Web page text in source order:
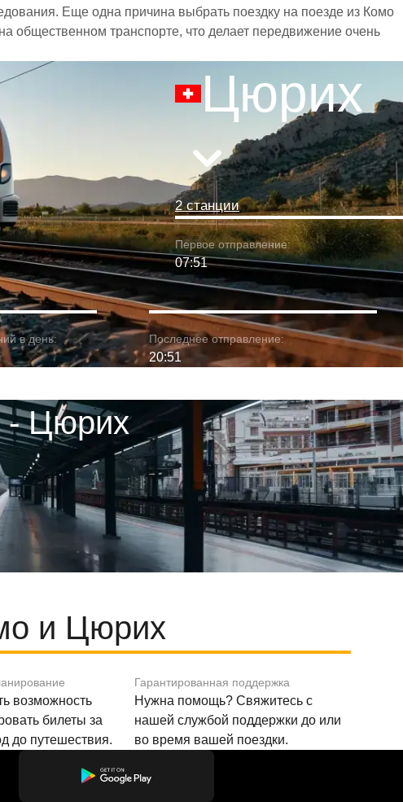
Еще одна причина выбрать поездку на поезде из Комо
общественном транспорте, что делает передвижение очень
Цюрих
2 станции
Первое отправление:
07:51
в день: Последнее отправление:
20:51
- Цюрих
и Цюрих
возможность
билеты за
до путешествия.
Гарантированная поддержка
Нужна помощь? Свяжитесь с
нашей службой поддержки до или
во время вашей поездки.